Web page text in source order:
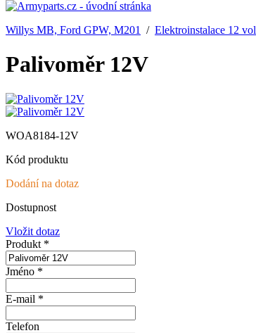
Willys MB, Ford GPW, M201 / Elektroinstalace 12
Palivoměr 12V
WOA8184-12V
Kód produktu
Dodání na dotaz
Dostupnost
Vložit dotaz
Produkt *
Jméno *
E-mail *
Telefon